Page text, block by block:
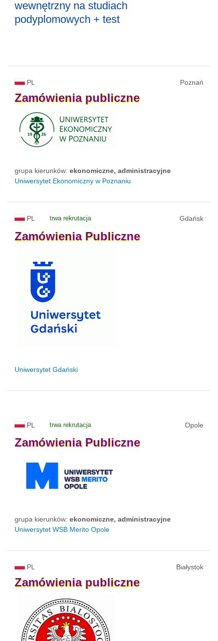
wewnętrzny na studiach
podyplomowych + test
PL Poznań
Zamówienia publiczne
grupa kierunków: ekonomiczne, administracyjne
Uniwersytet Ekonomiczny w Poznaniu
PL trwa rekrutacja Gdańsk
Zamówienia Publiczne
Uniwersytet Gdański
PL trwa rekrutacja Opole
Zamówienia Publiczne
grupa kierunków: ekonomiczne, administracyjne
Uniwersytet WSB Merito Opole
PL Białystok
Zamówienia publiczne